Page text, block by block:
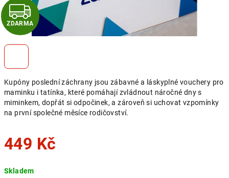
Kupóny poslední záchrany jsou zábavné a láskyplné vouchery pro
maminku i tatínka, které pomáhají zvládnout náročné dny s
miminkem, dopřát si odpočinek, a zároveň si uchovat vzpomínky
na první společné měsíce rodičovství.
449 Kč
cena:
Skladem
Z
D
R
M
A
ZDARMA